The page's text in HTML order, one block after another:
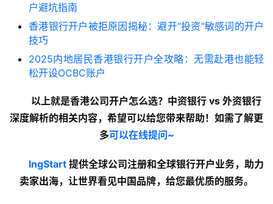
户避坑指南
香港银行开户被拒原因揭秘：避开“投资”敏感词的开户
技巧
2025内地居民香港银行开户全攻略：无需赴港也能轻
松开设OCBC账户
以上就是香港公司开户怎么选？中资银行 vs 外资银行
深度解析的相关内容，希望可以给您带来帮助！如需了解更
多可以在线提问~
lngStart 提供全球公司注册和全球银行开户业务，助力
卖家出海，让世界看见中国品牌，给您最优质的服务。